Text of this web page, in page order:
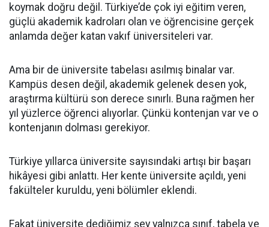
koymak doğru değil. Türkiye’de çok iyi eğitim veren,
güçlü akademik kadroları olan ve öğrencisine gerçek
anlamda değer katan vakıf üniversiteleri var.
Ama bir de üniversite tabelası asılmış binalar var.
Kampüs desen değil, akademik gelenek desen yok,
araştırma kültürü son derece sınırlı. Buna rağmen her
yıl yüzlerce öğrenci alıyorlar. Çünkü kontenjan var ve o
kontenjanın dolması gerekiyor.
Türkiye yıllarca üniversite sayısındaki artışı bir başarı
hikâyesi gibi anlattı. Her kente üniversite açıldı, yeni
fakülteler kuruldu, yeni bölümler eklendi.
Fakat üniversite dediğimiz şey yalnızca sınıf, tabela ve